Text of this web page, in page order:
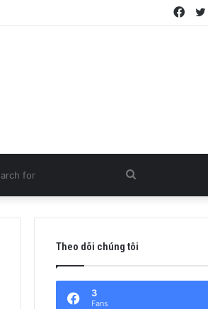
Search
for
Theo dõi chúng tôi
3
Fans